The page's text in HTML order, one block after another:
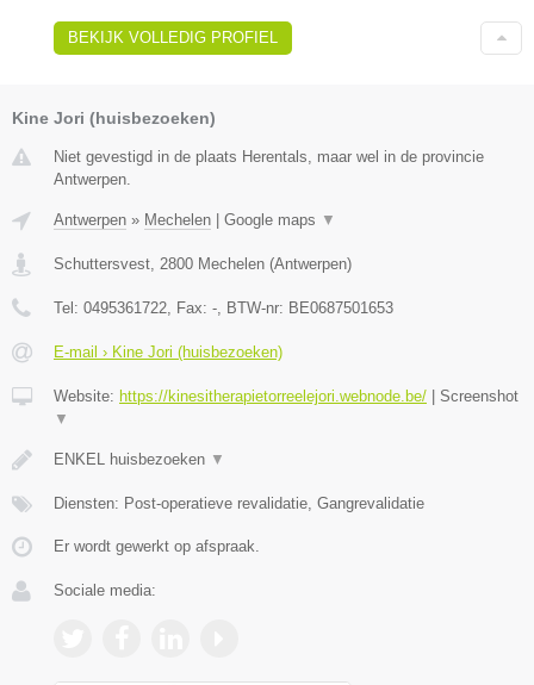
BEKIJK VOLLEDIG PROFIEL
Kine Jori (huisbezoeken)
Niet gevestigd in de plaats Herentals, maar wel in de provincie
Antwerpen.
Antwerpen » Mechelen Google maps ▼
Schuttersvest, 2800 Mechelen (Antwerpen)
Tel: 0495361722, Fax: -, BTW-nr: BE0687501653
E-mail › Kine Jori (huisbezoeken)
Website: https://kinesitherapietorreelejori.webnode.be/
Screenshot
▼
ENKEL huisbezoeken ▼
Diensten: Post-operatieve revalidatie, Gangrevalidatie
Er wordt gewerkt op afspraak.
Sociale media: